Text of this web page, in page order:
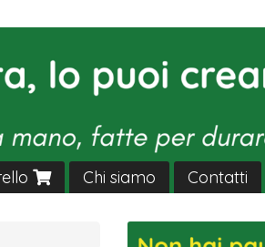
Chi siamo Contatti